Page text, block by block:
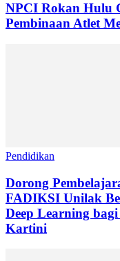
NPCI Rokan Hulu
Pembinaan Atlet
Pendidikan
Dorong
FADIKSI Unilak
Deep Learning
Kartini